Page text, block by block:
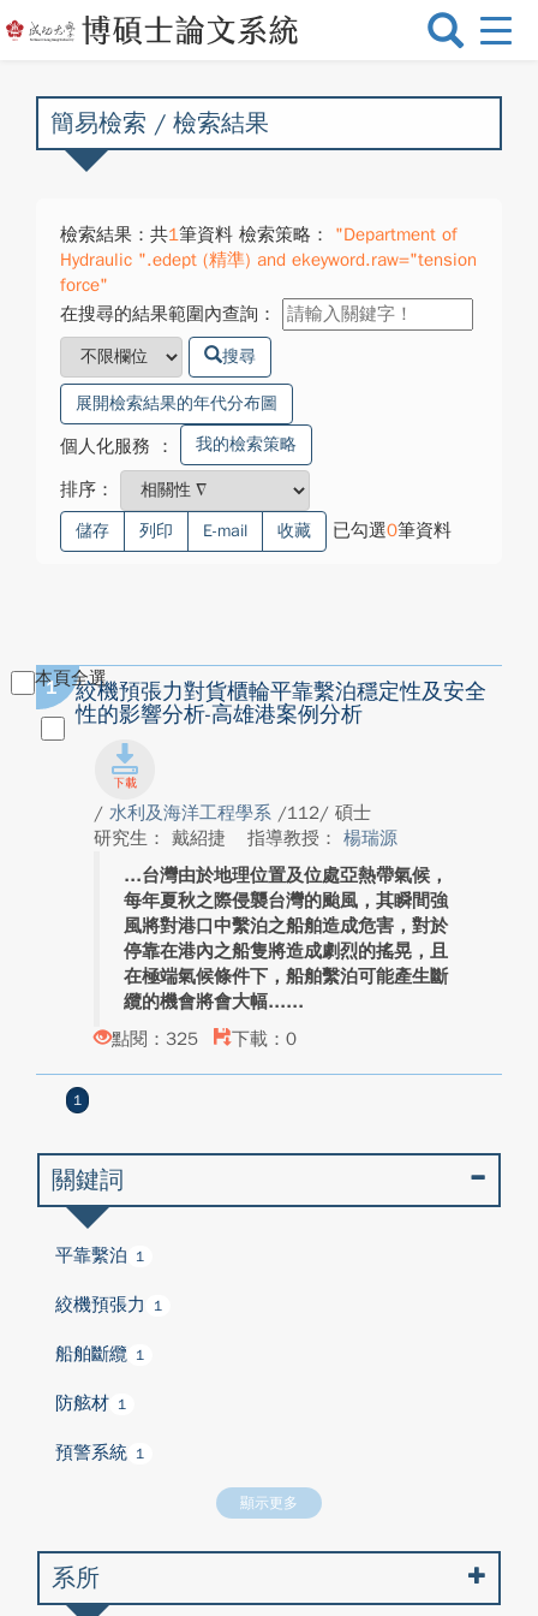
選
換
簡易檢索 / 檢索結果
檢索結果：共1筆資料 檢索策略：
"Department of
Hydraulic ".edept (精準) and ekeyword.raw="tension
force"
在搜尋的結果範圍內查詢：
搜尋
展開檢索結果的年代分布圖
個人化服務 ： 我的檢索策略
排序：
儲存 列印 E-mail 收藏 已勾選0筆資料
本頁全選
1
絞機預張力對貨櫃輪平靠繫泊穩定性及安全
性的影響分析-高雄港案例分析
/ 水利及海洋工程學系 /112/ 碩士
研究生： 戴紹捷
指導教授： 楊瑞源
台灣由於地理位置及位處亞熱帶氣候，
每年夏秋之際侵襲台灣的颱風，其瞬間強
風將對港口中繫泊之船舶造成危害，對於
停靠在港內之船隻將造成劇烈的搖晃，且
在極端氣候條件下，船舶繫泊可能產生斷
纜的機會將會大幅...
點閱：325
下載：0
1
關鍵詞
平靠繫泊 1
絞機預張力 1
船舶斷纜 1
防舷材 1
預警系統 1
顯示更多
系所